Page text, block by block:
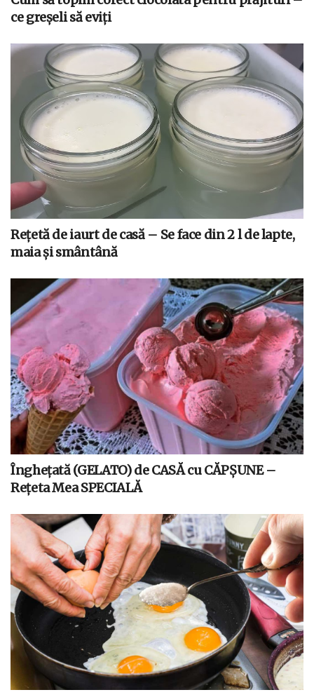
ce greșeli să eviți
Rețetă de iaurt de casă – Se face din 2 l de lapte,
maia și smântână
Înghețată (GELATO) de CASĂ cu CĂPȘUNE –
Rețeta Mea SPECIALĂ